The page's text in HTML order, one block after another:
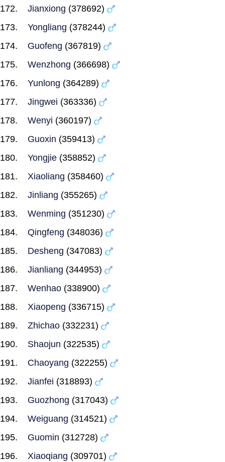
Jianxiong (378692)
Yongliang (378244)
Guofeng (367819)
Wenzhong (366698)
Yunlong (364289)
Jingwei (363336)
Wenyi (360197)
Guoxin (359413)
Yongjie (358852)
Xiaoliang (358460)
Jinliang (355265)
Wenming (351230)
Qingfeng (348036)
Desheng (347083)
Jianliang (344953)
Wenhao (338900)
Xiaopeng (336715)
Zhichao (332231)
Shaojun (322535)
Chaoyang (322255)
Jianfei (318893)
Guozhong (317043)
Weiguang (314521)
Guomin (312728)
Xiaoqiang (309701)